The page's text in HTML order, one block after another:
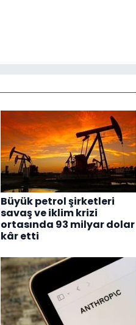
Büyük petrol şirketleri
savaş ve iklim krizi
ortasında 93 milyar dolar
kâr etti